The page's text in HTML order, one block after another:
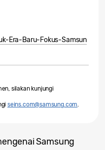
Era-Baru-Fokus-Samsun
silakan kunjungi
seins.com@samsung.com.
Samsung